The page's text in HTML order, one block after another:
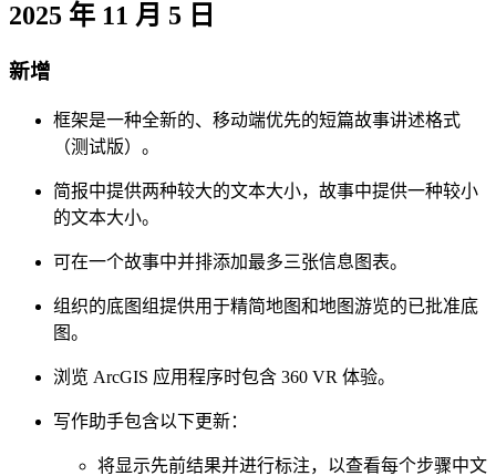
2025 年 11 月 5 日
新增
框架是一种全新的、移动端优先的短篇故事讲述格式
（测试版）。
简报中提供两种较大的文本大小，故事中提供一种较小
的文本大小。
可在一个故事中并排添加最多三张信息图表。
组织的底图组提供用于精简地图和地图游览的已批准底
图。
浏览 ArcGIS 应用程序时包含 360 VR 体验。
写作助手包含以下更新：
将显示先前结果并进行标注，以查看每个步骤中文